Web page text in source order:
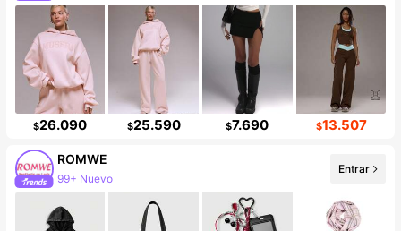
$26.090 $25.590 $7.690 $13.507
ROMWE
99+ Nuevo
Incremento de seguidores de 13%
Entrar